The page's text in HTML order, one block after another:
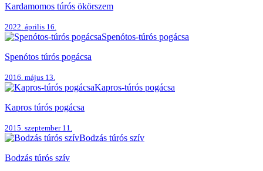
Kardamomos túrós ökörszem
2022. április 16.
Spenótos-túrós pogácsa
Spenótos túrós pogácsa
2016. május 13.
Kapros-túrós pogácsa
Kapros túrós pogácsa
2015. szeptember 11.
Bodzás túrós szív
Bodzás túrós szív